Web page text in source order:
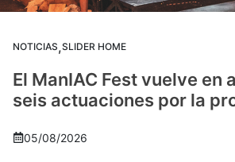
NOTICIAS,SLIDER HOME
El ManIAC Fest vuelve en
seis actuaciones por la
05/08/2026